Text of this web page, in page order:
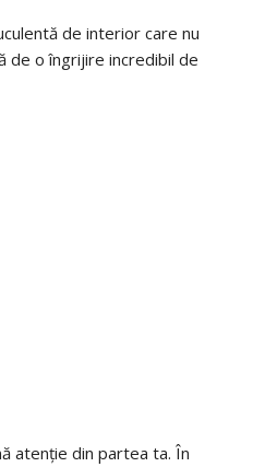
de interior care nu
de o îngrijire incredibil de
atenție din partea ta. În